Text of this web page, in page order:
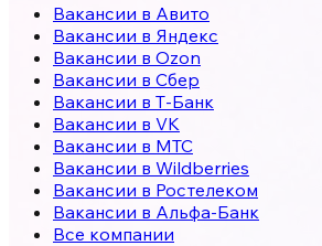
Вакансии в Авито
Вакансии в Яндекс
Вакансии в Ozon
Вакансии в Сбер
Вакансии в Т-Банк
Вакансии в VK
Вакансии в МТС
Вакансии в Wildberries
Вакансии в Ростелеком
Вакансии в Альфа-Банк
Все компании